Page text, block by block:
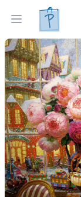
Open menu
Gleznas Izveleties